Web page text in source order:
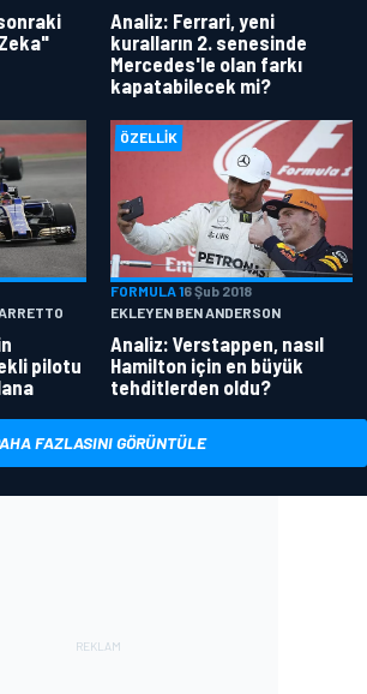
Analiz: Ferrari, yeni
kuralların 2. senesinde
Mercedes'le olan farkı
kapatabilecek mi?
pilotu
ÖZELLIK
FORMULA 16 Şub 2018
EKLEYEN BEN ANDERSON
Analiz: Verstappen, nasıl
Hamilton için en büyük
tehditlerden oldu?
FAZLASINI GÖRÜNTÜLE